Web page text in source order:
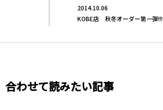
2014.10.06
KOBE店 秋冬オーダー第一弾!!!
合わせて読みたい記事